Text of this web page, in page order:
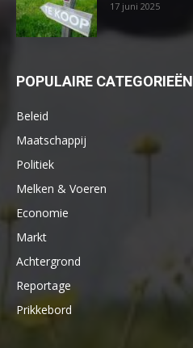
17 juni 2025
POPULAIRE CATEGORIEËN
Beleid
Maatschappij
Politiek
Melken & Voeren
Economie
Markt
Achtergrond
Reportage
Prikkebord